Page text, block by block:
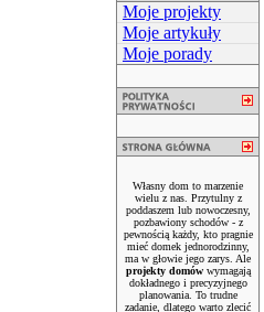
Moje projekty
Moje artykuły
Moje porady
Własny dom to marzenie
wielu z nas. Przytulny z
poddaszem lub nowoczesny,
pozbawiony schodów - z
pewnością każdy, kto pragnie
mieć domek jednorodzinny,
ma w głowie jego zarys. Ale
projekty domówwymagają
dokładnego i precyzyjnego
planowania. To trudne
zadanie, dlatego warto zlecić